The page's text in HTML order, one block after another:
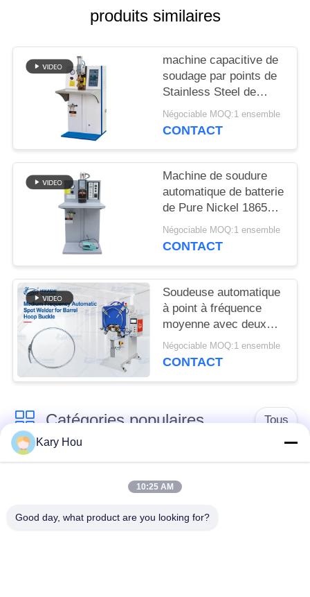
DU
SITE
POLITIQUE
MATIÈRE
DE
PROTECTION
VIE
PRIVÉE
produits similaires
machine capacitive de
soudage par points de
Stainless Steel de
soudeuse de tache
d'énergie de machine
soudeuse de tache de
la batterie 220v pric
Négociable MOQ:1 ensemble
CONTACT
Machine de soudure
automatique de batterie
de Pure Nickel 18650
de soudeuse de tache
de condensateur de
Négociable MOQ:1 ensemble
CONTACT
Soudeuse automatique
à point à fréquence
moyenne avec deux
têtes de soudage et
technologie MFDC
Négociable MOQ:1 ensemble
CONTACT
Catégories populaires Tous
Machine de soudage
Machine de soudage
de treillis métallique
machine de soudure
machine de soudure
Kary Hou
10:25 AM
Good day, what product are you looking for?